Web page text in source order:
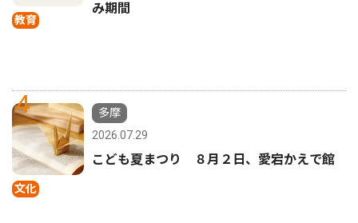
教育
み期間
4
文化
多摩
2026.07.29
こども夏まつり ８月２日、愛宕かえで館